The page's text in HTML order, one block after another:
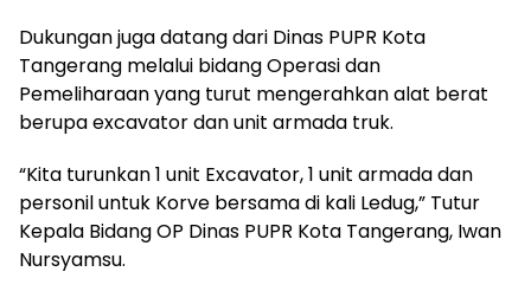
Dukungan juga datang dari Dinas PUPR Kota
Tangerang melalui bidang Operasi dan
Pemeliharaan yang turut mengerahkan alat berat
berupa excavator dan unit armada truk.
“Kita turunkan 1 unit Excavator, 1 unit armada dan
personil untuk Korve bersama di kali Ledug,” Tutur
Kepala Bidang OP Dinas PUPR Kota Tangerang, Iwan
Nursyamsu.